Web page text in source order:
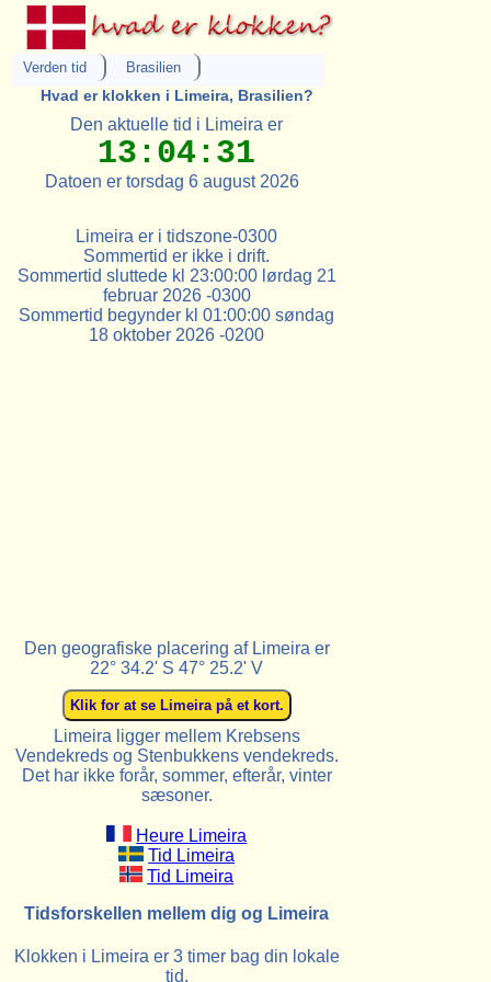
Verden tid Brasilien
Hvad er klokken i Limeira, Brasilien?
Den aktuelle tid i Limeira er
13:04:31
Datoen er torsdag 6 august 2026
Limeira er i tidszone-0300
Sommertid er ikke i drift.
Sommertid sluttede kl 23:00:00 lørdag 21
februar 2026 -0300
Sommertid begynder kl 01:00:00 søndag
18 oktober 2026 -0200
Den geografiske placering af Limeira er
22° 34.2' S 47° 25.2' V
Limeira ligger mellem Krebsens
Vendekreds og Stenbukkens vendekreds.
Det har ikke forår, sommer, efterår, vinter
sæsoner.
Heure Limeira
Tid Limeira
Tid Limeira
Tidsforskellen mellem dig og Limeira
Klokken i Limeira er 3 timer bag din lokale
tid.